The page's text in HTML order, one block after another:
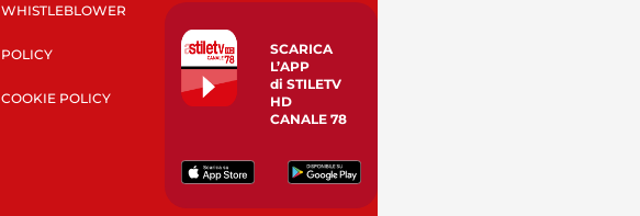
WHISTLEBLOWER
POLICY
COOKIE POLICY
SCARICA
L’APP
di STILETV
HD
CANALE 78